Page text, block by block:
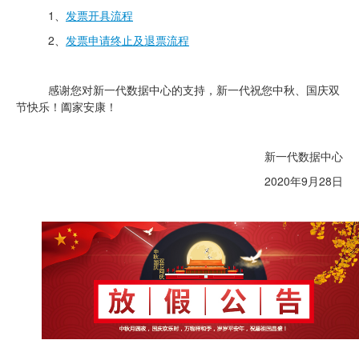
1、 发票开具流程
2、 发票申请终止及退票流程
感谢您对新一代数据中心的支持，新一代祝您中秋、国庆双
节快乐！阖家安康！
新一代数据中心
2020年9月28日